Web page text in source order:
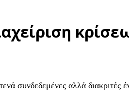
συνδεδεμένες αλλά